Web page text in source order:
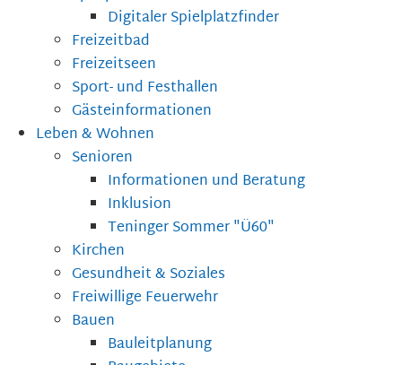
Digitaler Spielplatzfinder
Freizeitbad
Freizeitseen
Sport- und Festhallen
Gästeinformationen
Leben & Wohnen
Senioren
Informationen und Beratung
Inklusion
Teninger Sommer "Ü60"
Kirchen
Gesundheit & Soziales
Freiwillige Feuerwehr
Bauen
Bauleitplanung